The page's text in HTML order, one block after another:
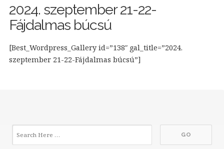
2024. szeptember 21-22-
Fájdalmas búcsú
[Best_Wordpress_Gallery id=”138″ gal_title=”2024.
szeptember 21-22-Fájdalmas búcsú”]